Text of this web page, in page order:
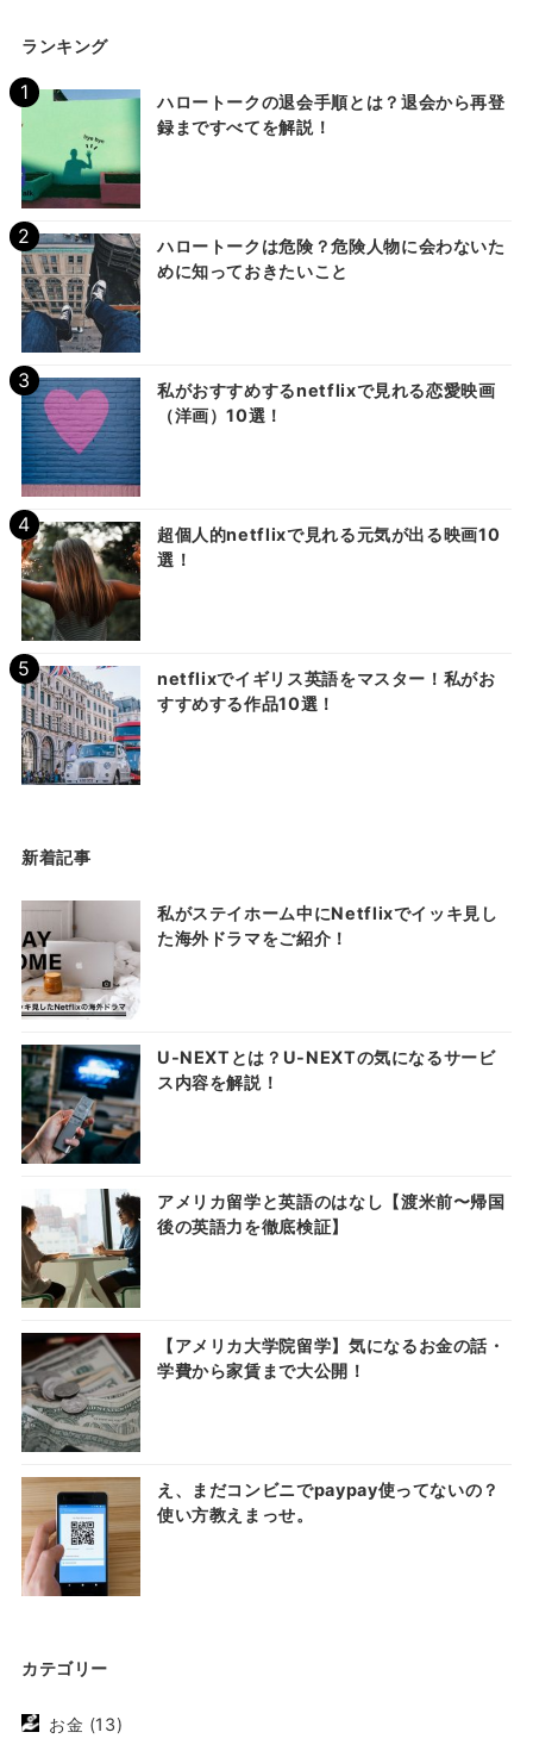
ランキング
ハロートークの退会手順とは？退会から再登
録まですべてを解説！
ハロートークは危険？危険人物に会わないた
めに知っておきたいこと
私がおすすめするnetflixで見れる恋愛映画
（洋画）10選！
超個人的netflixで見れる元気が出る映画10
選！
netflixでイギリス英語をマスター！私がお
すすめする作品10選！
新着記事
私がステイホーム中にNetflixでイッキ見し
た海外ドラマをご紹介！
U-NEXTとは？U-NEXTの気になるサービ
ス内容を解説！
アメリカ留学と英語のはなし【渡米前〜帰国
後の英語力を徹底検証】
【アメリカ大学院留学】気になるお金の話・
学費から家賃まで大公開！
え、まだコンビニでpaypay使ってないの？
使い方教えまっせ。
カテゴリー
お金 (13)